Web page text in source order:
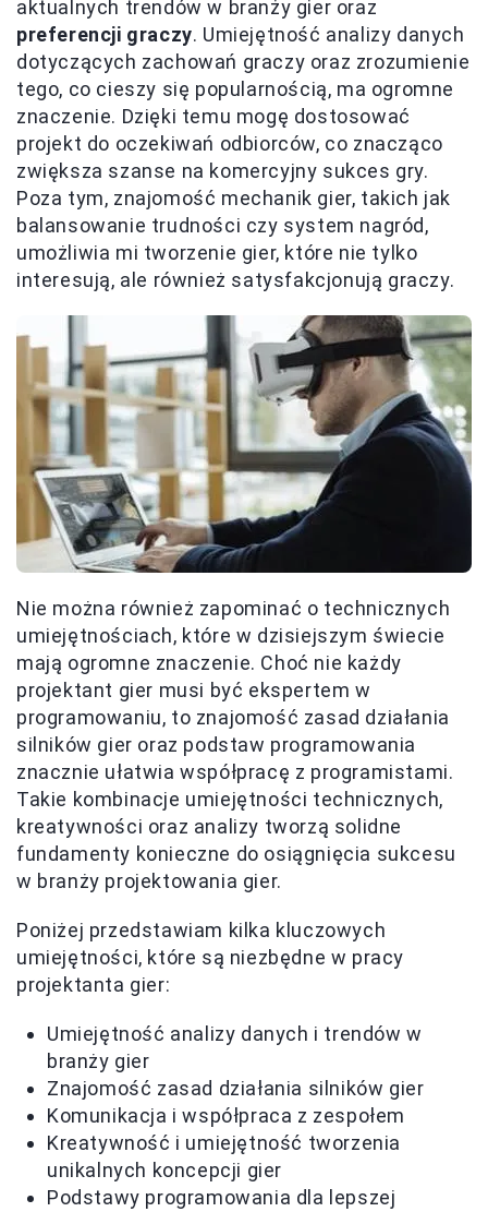
aktualnych trendów w branży gier oraz
preferencji graczy. Umiejętność analizy danych
dotyczących zachowań graczy oraz zrozumienie
tego, co cieszy się popularnością, ma ogromne
znaczenie. Dzięki temu mogę dostosować
projekt do oczekiwań odbiorców, co znacząco
zwiększa szanse na komercyjny sukces gry.
Poza tym, znajomość mechanik gier, takich jak
balansowanie trudności czy system nagród,
umożliwia mi tworzenie gier, które nie tylko
interesują, ale również satysfakcjonują graczy.
Nie można również zapominać o technicznych
umiejętnościach, które w dzisiejszym świecie
mają ogromne znaczenie. Choć nie każdy
projektant gier musi być ekspertem w
programowaniu, to znajomość zasad działania
silników gier oraz podstaw programowania
znacznie ułatwia współpracę z programistami.
Takie kombinacje umiejętności technicznych,
kreatywności oraz analizy tworzą solidne
fundamenty konieczne do osiągnięcia sukcesu
w branży projektowania gier.
Poniżej przedstawiam kilka kluczowych
umiejętności, które są niezbędne w pracy
projektanta gier:
Umiejętność analizy danych i trendów w
branży gier
Znajomość zasad działania silników gier
Komunikacja i współpraca z zespołem
Kreatywność i umiejętność tworzenia
unikalnych koncepcji gier
Podstawy programowania dla lepszej